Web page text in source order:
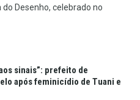
Desenho, celebrado no
sinais”: prefeito de
após feminicídio de Tuani e